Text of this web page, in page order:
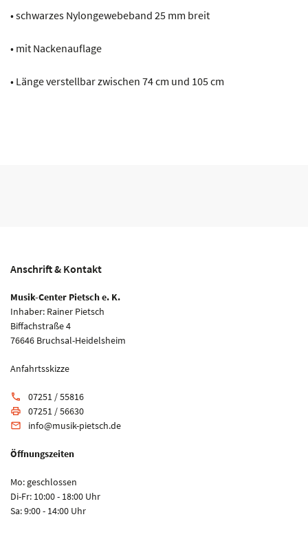
• schwarzes Nylongewebeband 25 mm breit
• mit Nackenauflage
• Länge verstellbar zwischen 74 cm und 105 cm
Anschrift & Kontakt
Musik-Center Pietsch e. K.
Inhaber: Rainer Pietsch
Biffachstraße 4
76646 Bruchsal-Heidelsheim
Anfahrtsskizze
phone 07251 / 55816
print 07251 / 56630
email info@musik-pietsch.de
Öffnungszeiten
Mo: geschlossen
Di-Fr: 10:00 - 18:00 Uhr
Sa: 9:00 - 14:00 Uhr